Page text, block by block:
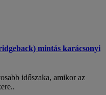
mintás karácsonyi
időszaka, amikor az